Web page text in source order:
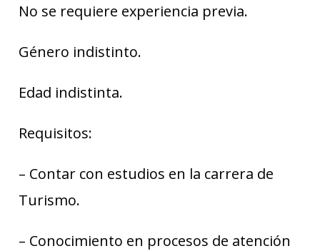
No se requiere experiencia previa.
Género indistinto.
Edad indistinta.
Requisitos:
– Contar con estudios en la carrera de
Turismo.
– Conocimiento en procesos de atención